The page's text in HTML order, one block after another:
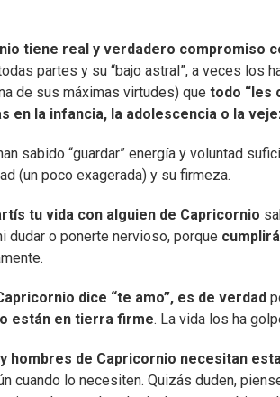
tiene real y verdadero compromiso
partes y su “bajo astral”, a veces los
de sus máximas virtudes) que todo “les
en la infancia, la adolescencia o la
sabido “guardar” energía y voluntad
(un poco exagerada) y su firmeza.
tu vida con alguien de Capricornio
dudar o ponerte nervioso, porque
dice “te amo”, es de verdad
están en tierra firme. La vida los ha
hombres de Capricornio necesitan
cuando lo necesiten. Quizás duden,